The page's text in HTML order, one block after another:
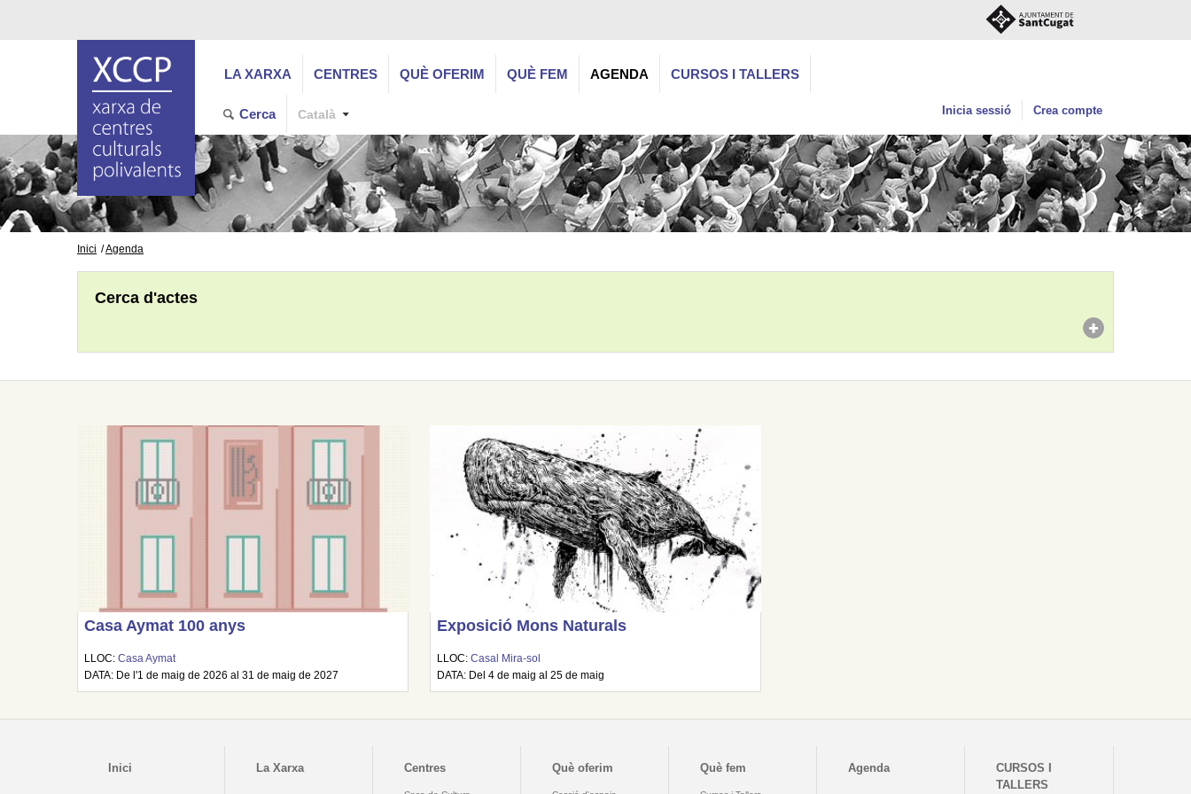
LA XARXA CENTRES QUÈ OFERIM QUÈ FEM AGENDA CURSOS I TALLERS
Cerca Català Inicia sessió Crea compte
Inici Agenda
Cerca d'actes
Casa Aymat 100 anys
LLOC:Casa Aymat
DATA: De l'1 de maig de 2026 al 31 de maig de 2027
Exposició Mons Naturals
LLOC:Casal Mira-sol
DATA: Del 4 de maig al 25 de maig
Inici La Xarxa Centres Què oferim Què fem Agenda
CURSOS I
TALLERS